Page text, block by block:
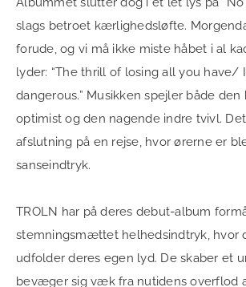
slags betroet kærlighedsløfte.
forude, og vi må ikke miste håbet i al
lyder: “The thrill of losing all you have/
dangerous.” Musikken spejler både
optimist og den nagende indre tvivl.
afslutning på en rejse, hvor ørerne er
sanseindtryk.
TROLN har på deres debut-album
stemningsmættet helhedsindtryk, hvor
udfolder deres egen lyd. De skaber et
bevæger sig væk fra nutidens overflod